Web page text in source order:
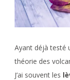
Ayant déjà testé
théorie des
J’ai souvent les